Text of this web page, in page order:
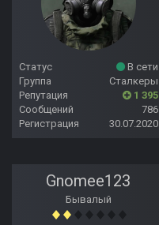
Статус
В сети
Группа
Сталкеры
Репутация
1 395
Сообщений
786
Регистрация
30.07.2020
Gnomee123
Бывалый